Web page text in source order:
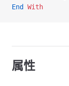
End
With
属性